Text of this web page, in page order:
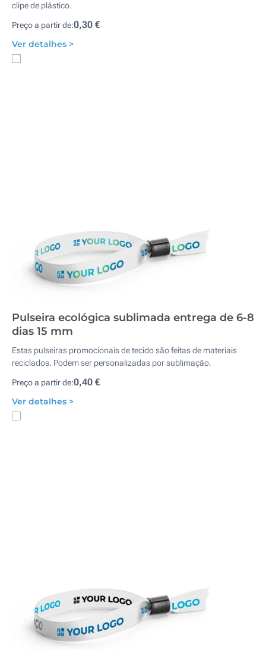
clipe de plástico.
Preço a partir de:0,30 €
Ver detalhes >
Pulseira ecológica sublimada entrega de 6-8
dias 15 mm
Estas pulseiras promocionais de tecido são feitas de materiais
reciclados. Podem ser personalizadas por sublimação.
Preço a partir de:0,40 €
Ver detalhes >